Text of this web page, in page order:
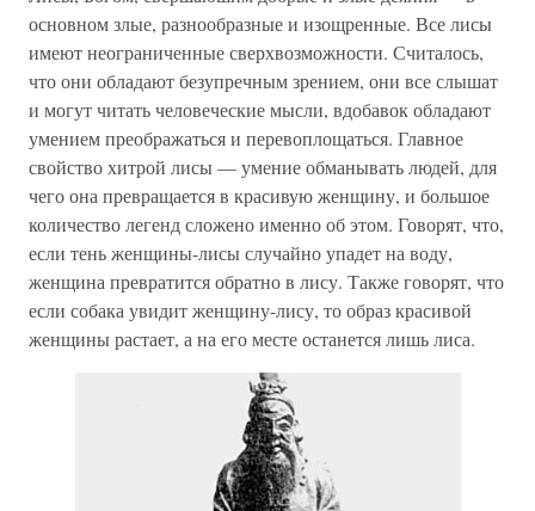
основном злые, разнообразные и изощренные. Все лисы
имеют неограниченные сверхвозможности. Считалось,
что они обладают безупречным зрением, они все слышат
и могут читать человеческие мысли, вдобавок обладают
умением преображаться и перевоплощаться. Главное
свойство хитрой лисы — умение обманывать людей, для
чего она превращается в красивую женщину, и большое
количество легенд сложено именно об этом. Говорят, что,
если тень женщины-лисы случайно упадет на воду,
женщина превратится обратно в лису. Также говорят, что
если собака увидит женщину-лису, то образ красивой
женщины растает, а на его месте останется лишь лиса.